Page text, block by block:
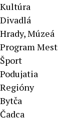
Kultúra
Divadlá
Hrady, Múzeá
Program
Šport
Podujatia
Regióny
Bytča
Čadca